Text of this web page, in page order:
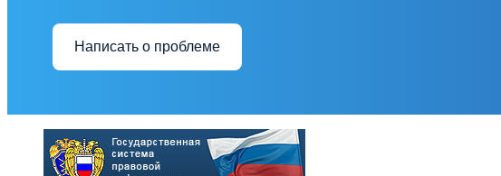
Написать о проблеме